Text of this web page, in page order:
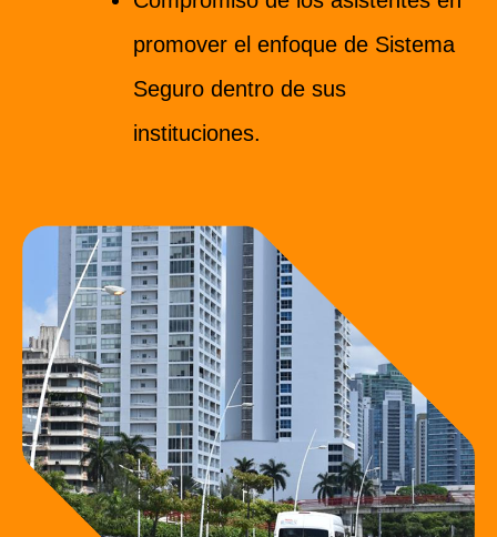
promover el enfoque de Sistema
Seguro dentro de sus
instituciones.